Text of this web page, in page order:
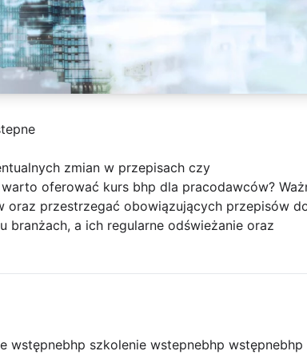
zmian w przepisach czy
oferować kurs bhp dla pracodawców?
oraz przestrzegać obowiązujących przepisów
branżach, a ich regularne odświeżanie oraz
wstępnebhp szkolenie wstepnebhp wstępnebhp